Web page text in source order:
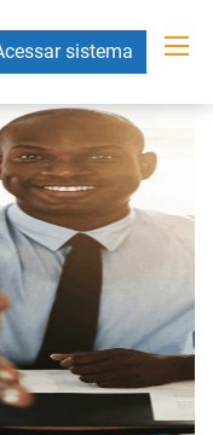
sistema